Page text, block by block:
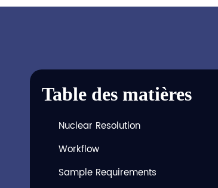
Table des matières
Nuclear Resolution
Workflow
Sample Requirements